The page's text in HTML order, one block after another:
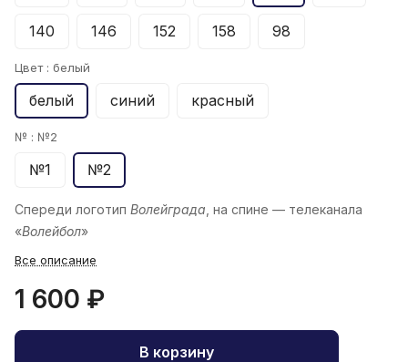
140 146 152 158 98
Цвет : белый
белый синий красный
№ : №2
№1 №2
Спереди логотип Волейграда, на спине — телеканала
«Волейбол»
Все описание
1 600 ₽
В корзину